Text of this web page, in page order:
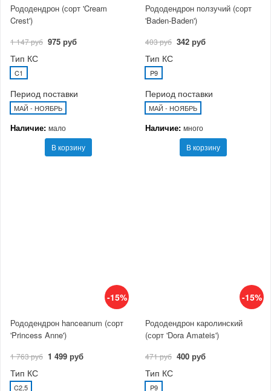
Рододендрон (сорт 'Cream
Crest')
1 147 руб 975 руб
Тип КС
C1
Период поставки
МАЙ - НОЯБРЬ
Наличие: мало
В корзину
Рододендрон ползучий (сорт
'Baden-Baden')
403 руб 342 руб
Тип КС
P9
Период поставки
МАЙ - НОЯБРЬ
Наличие: много
В корзину
-15%
Рододендрон hanceanum (сорт
'Princess Anne')
1 763 руб 1 499 руб
Тип КС
C2,5
-15%
Рододендрон каролинский
(сорт 'Dora Amateis')
471 руб 400 руб
Тип КС
P9